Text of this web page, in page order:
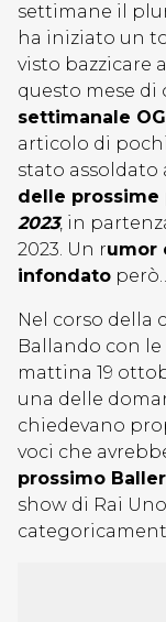
settimane il
ha iniziato un
visto bazzicare
questo mese di
settimanale
articolo di
stato
delle prossime
2023, in
2023. Un rumor
infondato
Nel corso della
Ballando con le
mattina 19
una delle
chiedevano
voci che
prossimo
show di Rai